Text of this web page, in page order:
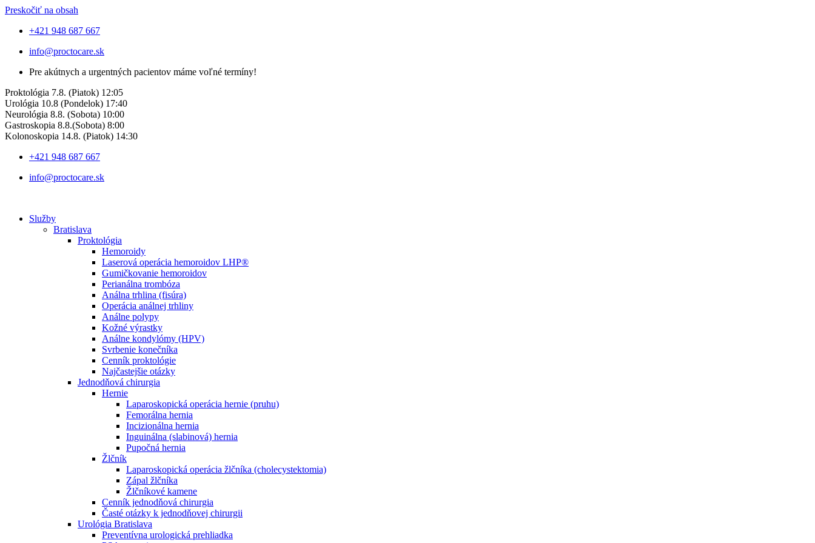
Preskočiť na obsah
+421 948 687 667
info@proctocare.sk
Pre akútnych a urgentných pacientov máme voľné termíny!
Proktológia 7.8. (Piatok) 12:05
Urológia 10.8 (Pondelok) 17:40
Neurológia 8.8. (Sobota) 10:00
Gastroskopia 8.8.(Sobota) 8:00
Kolonoskopia 14.8. (Piatok) 14:30
+421 948 687 667
info@proctocare.sk
Služby
Bratislava
Proktológia
Hemoroidy
Laserová operácia hemoroidov LHP®
Gumičkovanie hemoroidov
Perianálna trombóza
Análna trhlina (fisúra)
Operácia análnej trhliny
Análne polypy
Kožné výrastky
Análne kondylómy (HPV)
Svrbenie konečníka
Cenník proktológie
Najčastejšie otázky
Jednodňová chirurgia
Hernie
Laparoskopická operácia hernie (pruhu)
Femorálna hernia
Incizionálna hernia
Inguinálna (slabinová) hernia
Pupočná hernia
Žlčník
Laparoskopická operácia žlčníka (cholecystektomia)
Zápal žlčníka
Žlčníkové kamene
Cenník jednodňová chirurgia
Časté otázky k jednodňovej chirurgii
Urológia Bratislava
Preventívna urologická prehliadka